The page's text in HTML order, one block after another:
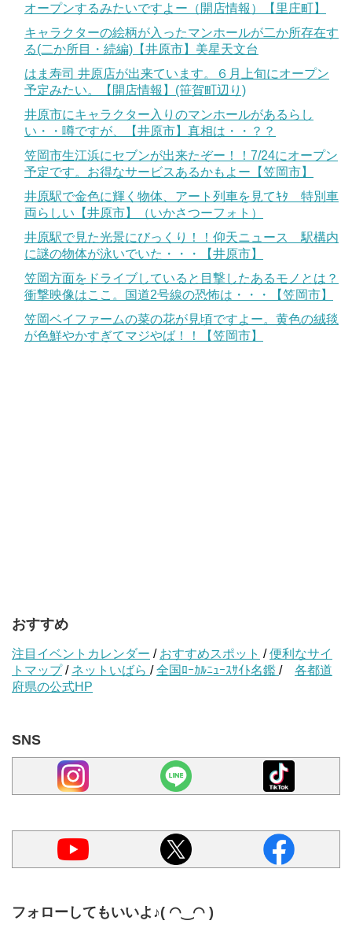
オープンするみたいですよー（開店情報）【里庄町】
キャラクターの絵柄が入ったマンホールが二か所存在す
る(二か所目・続編)【井原市】美星天文台
はま寿司 井原店が出来ています。６月上旬にオープン
予定みたい。【開店情報】(笹賀町辺り)
井原市にキャラクター入りのマンホールがあるらし
い・・噂ですが、【井原市】真相は・・？？
笠岡市生江浜にセブンが出来たぞー！！7/24にオープン
予定です。お得なサービスあるかもよー【笠岡市】
井原駅で金色に輝く物体、アート列車を見てｷﾀ 特別車
両らしい【井原市】（いかさつーフォト）
井原駅で見た光景にびっくり！！仰天ニュース 駅構内
に謎の物体が泳いでいた・・・【井原市】
笠岡方面をドライブしていると目撃したあるモノとは？
衝撃映像はここ。国道2号線の恐怖は・・・【笠岡市】
笠岡ベイファームの菜の花が見頃ですよー。黄色の絨毯
が色鮮やかすぎてマジやば！！【笠岡市】
おすすめ
注目イベントカレンダー / おすすめスポット /便利なサイ
トマップ/ ネットいばら /全国ﾛｰｶﾙﾆｭｰｽｻｲﾄ名鑑 / 各都道
府県の公式HP
SNS
フォローしてもいいよ♪( ◠‿◠ )